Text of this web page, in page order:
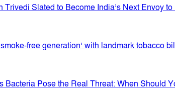
Trivedi Slated to Become India’s Next Envoy
free generation’ with landmark tobacco
Bacteria Pose the Real Threat: When Should